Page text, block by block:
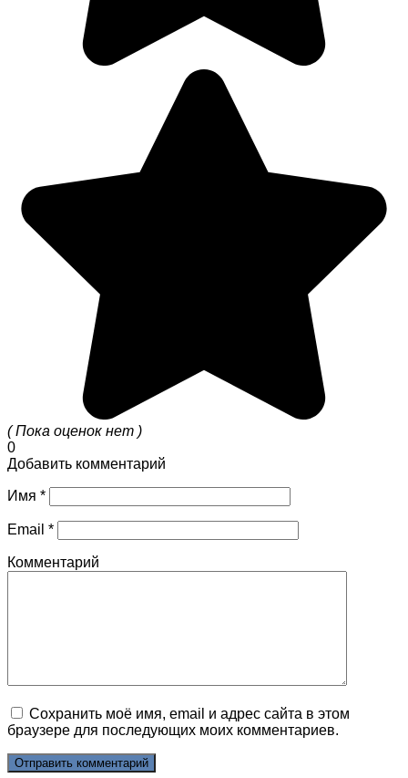
( Пока оценок нет )
0
Добавить комментарий
Имя *
Email *
Комментарий
Сохранить моё имя, email и адрес сайта в этом
браузере для последующих моих комментариев.